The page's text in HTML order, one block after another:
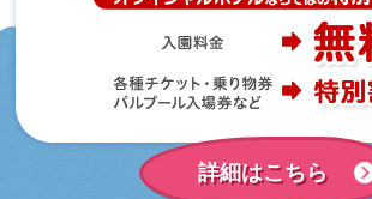
詳細はこちら